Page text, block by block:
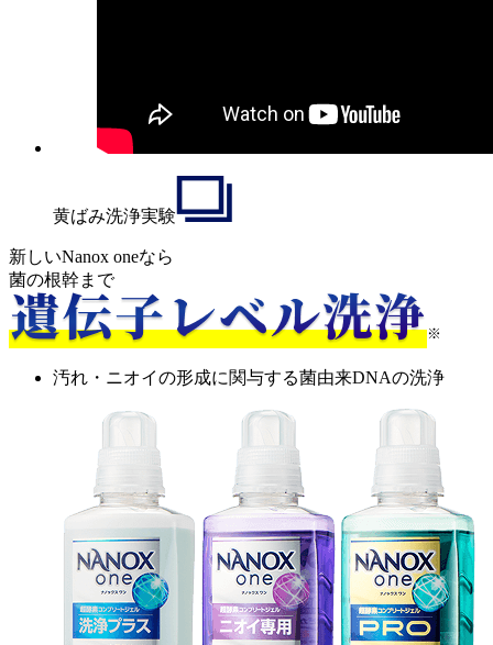
黄ばみ洗浄実験
新しいNanox oneなら
菌の根幹 まで
※
汚れ・ニオイの形成に関与する菌由来DNAの洗浄